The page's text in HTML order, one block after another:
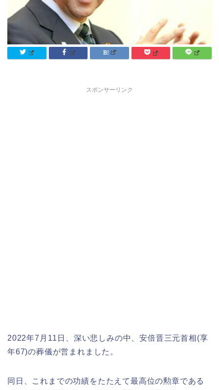
スポンサーリンク
2022年7月11日、深い悲しみの中、安倍晋三元首相(享
年67)の葬儀が営まれました。
同日、これまでの功績をたたえて最高位の勲章である